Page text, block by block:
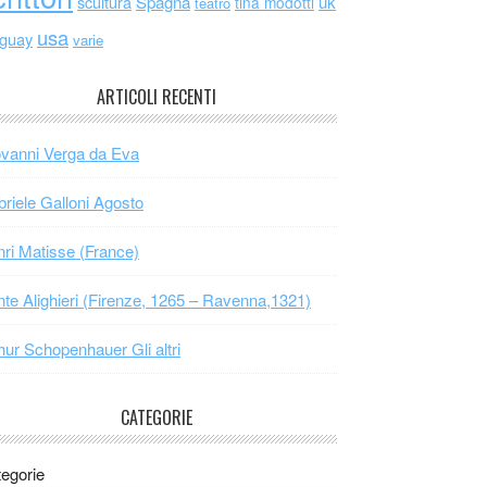
usa varie
ARTICOLI RECENTI
Verga da Eva
Galloni Agosto
Matisse (France)
Alighieri (Firenze, 1265 – Ravenna,1321)
Schopenhauer Gli altri
CATEGORIE